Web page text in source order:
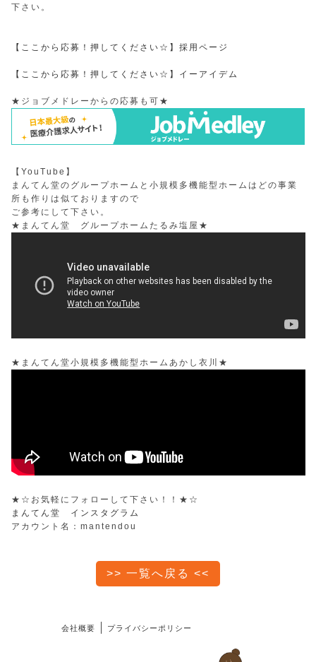
下さい。
【ここから応募！押してください☆】採用ページ
【ここから応募！押してください☆】イーアイデム
★ジョブメドレーからの応募も可★
【YouTube】
まんてん堂のグループホームと小規模多機能型ホームはどの事業
所も作りは似ておりますので
ご参考にして下さい。
★まんてん堂 グループホームたるみ塩屋★
★まんてん堂小規模多機能型ホームあかし衣川★
★☆お気軽にフォローして下さい！！★☆
まんてん堂 インスタグラム
アカウント名：mantendou
>> 一覧へ戻る <<
会社概要 プライバシーポリシー